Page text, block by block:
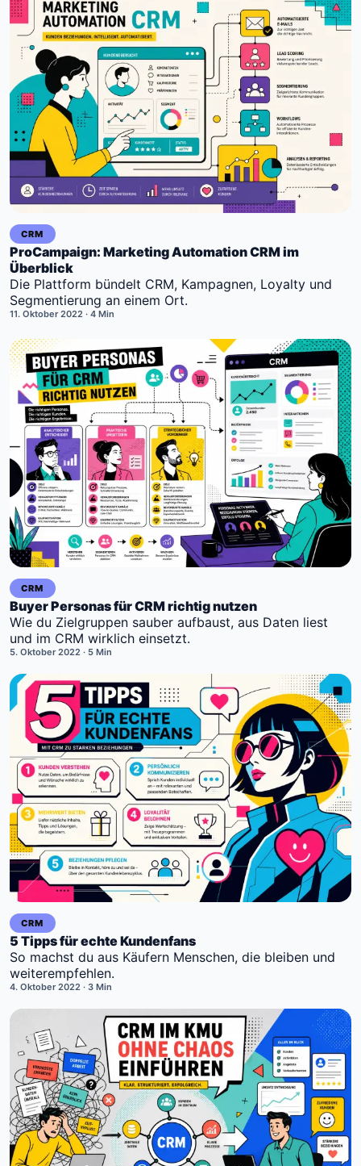
CRM
ProCampaign: Marketing Automation CRM im
Überblick
Die Plattform bündelt CRM, Kampagnen, Loyalty und
Segmentierung an einem Ort.
11. Oktober 2022 · 4 Min
CRM
Buyer Personas für CRM richtig nutzen
Wie du Zielgruppen sauber aufbaust, aus Daten liest
und im CRM wirklich einsetzt.
5. Oktober 2022 · 5 Min
CRM
5 Tipps für echte Kundenfans
So machst du aus Käufern Menschen, die bleiben und
weiterempfehlen.
4. Oktober 2022 · 3 Min